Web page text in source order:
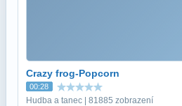
Crazy frog-Popcorn
00:28
Hudba a tanec | 81885 zobrazení